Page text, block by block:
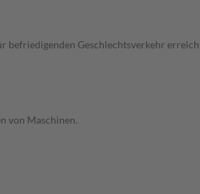
befriedigenden Geschlechtsverkehr
von Maschinen.